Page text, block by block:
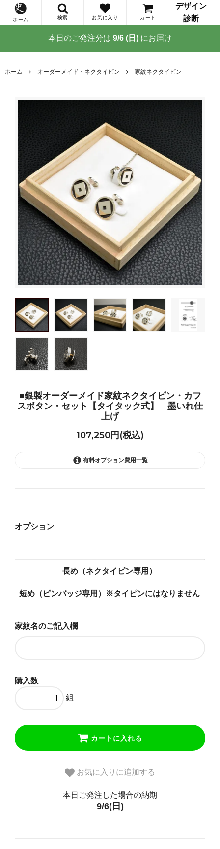
ホーム 検索 お気に入り カート
デザイン
診断
本日のご発注分は 9/6 (日) にお届け
ホーム オーダーメイド・ネクタイピン 家紋ネクタイピン
■銀製オーダーメイド家紋ネクタイピン・カフ
スボタン・セット【タイタック式】 墨いれ仕
上げ
107,250円(税込)
有料オプション費用一覧
112,750円(税込)
ンにはなりません
オプション
長め（ネクタイピン専用）
短め（ピンバッジ専用）※タイピンにはなりません
家紋名のご記入欄
購入数
組
カートに入れる
お気に入りに追加する
本日ご発注した場合の納期
9/6(日)